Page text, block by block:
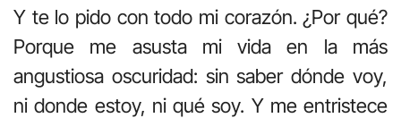
Y te lo pido con todo mi corazón. ¿Por qué?
Porque me asusta mi vida en la más
angustiosa oscuridad: sin saber dónde voy,
ni donde estoy, ni qué soy. Y me entristece